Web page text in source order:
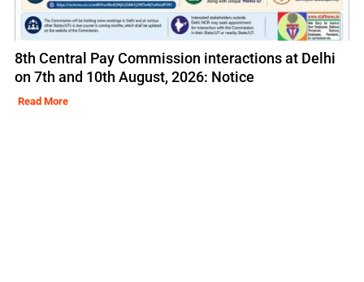
8th Central Pay Commission interactions at Delhi
on 7th and 10th August, 2026: Notice
Read More